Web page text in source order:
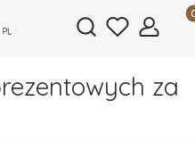
Otwórz
za